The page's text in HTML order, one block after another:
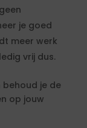
je goed
meer werk
vrij dus.
behoud je de
op jouw